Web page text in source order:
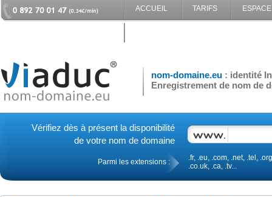
ACCUEIL TARIFS
nom-domaine.eu : identité
Enregistrement de nom de
Vérifiez dès à présent la disponibilité
de votre nom de domaine
Parmi les extensions :
.fr, .eu, .com, .net, .tel,
.co.uk, .ca, .tv...